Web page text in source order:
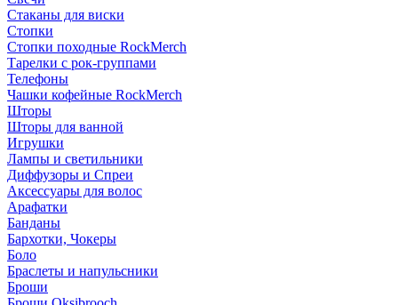
Стаканы для виски
Стопки
Стопки походные RockMerch
Тарелки с рок-группами
Телефоны
Чашки кофейные RockMerch
Шторы
Шторы для ванной
Игрушки
Лампы и светильники
Диффузоры и Спреи
Аксессуары для волос
Арафатки
Банданы
Бархотки, Чокеры
Боло
Браслеты и напульсники
Броши